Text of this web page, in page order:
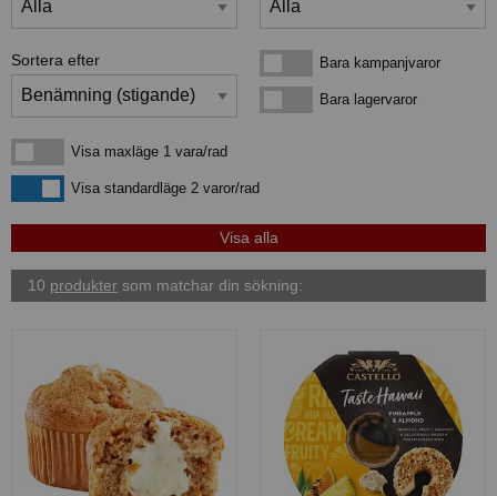
Sortera efter Bara kampanjvarorBara kampanjvaror
Bara lagervarorBara lagervaror
Visa maxläge 1 vara/rad
Visa maxläge 1 vara/rad
Visa standardlägeVisa standardläge 2 varor/rad
10 produkter som matchar din sökning: